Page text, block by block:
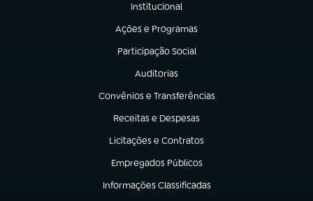
Institucional
(abre em nova aba)
Ações e Programas
(abre em nova aba)
Participação Social
(abre em nova aba)
Auditorias
(abre em nova aba)
Convênios e Transferências
(abre em nova aba)
Receitas e Despesas
(abre em nova aba)
Licitações e Contratos
(abre em nova aba)
Empregados Públicos
(abre em nova aba)
Informações Classificadas
(abre em nova aba)